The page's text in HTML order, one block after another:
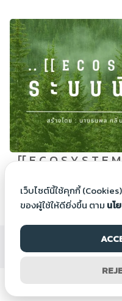
.. [[ E C O S Y S T E
9 ม.ค. 2566
©2000-2026
นโยบ
เว็บไซต์นี้ใช้คุกกี้
ของผู้ใช้ให้ดียิ่งขึ้น ตาม นโ